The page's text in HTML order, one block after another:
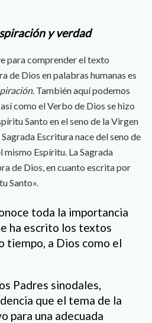
y verdad
para comprender el texto
de Dios en palabras humanas es
. También aquí podemos
como el Verbo de Dios se hizo
Santo en el seno de la Virgen
Escritura nace del seno de
mismo Espíritu. La Sagrada
de Dios, en cuanto escrita por
Santo».
toda la importancia
ha escrito los textos
tiempo, a Dios como el
Padres sinodales,
que el tema de la
para una adecuada